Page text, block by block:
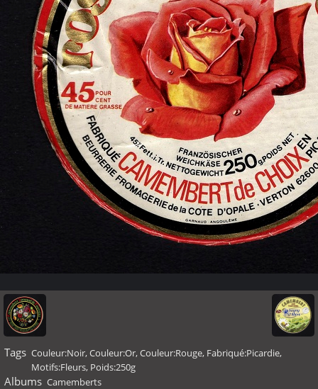
Tags Couleur:Noir,Couleur:Or,Couleur:Rouge, Fabriqué:Picardie,
Motifs:Fleurs, Poids:250g
Albums Camemberts